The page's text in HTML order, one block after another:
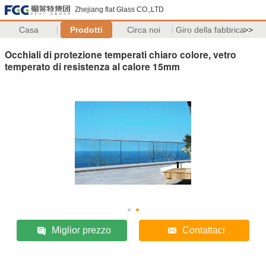
Zhejiang flat Glass CO.,LTD
Casa Prodotti Circa noi Giro della fabbrica>>
Occhiali di protezione temperati chiaro colore, vetro
temperato di resistenza al calore 15mm
Miglior prezzo Contattaci